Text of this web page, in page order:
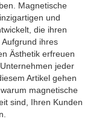
Magnetische
und
die ihren
ihres
Ästhetik erfreuen
jeder
Artikel gehen
magnetische
sind, Ihren Kunden